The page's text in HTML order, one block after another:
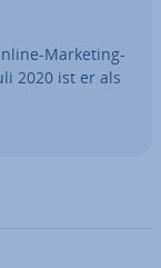
Marketing-
2020 ist er als